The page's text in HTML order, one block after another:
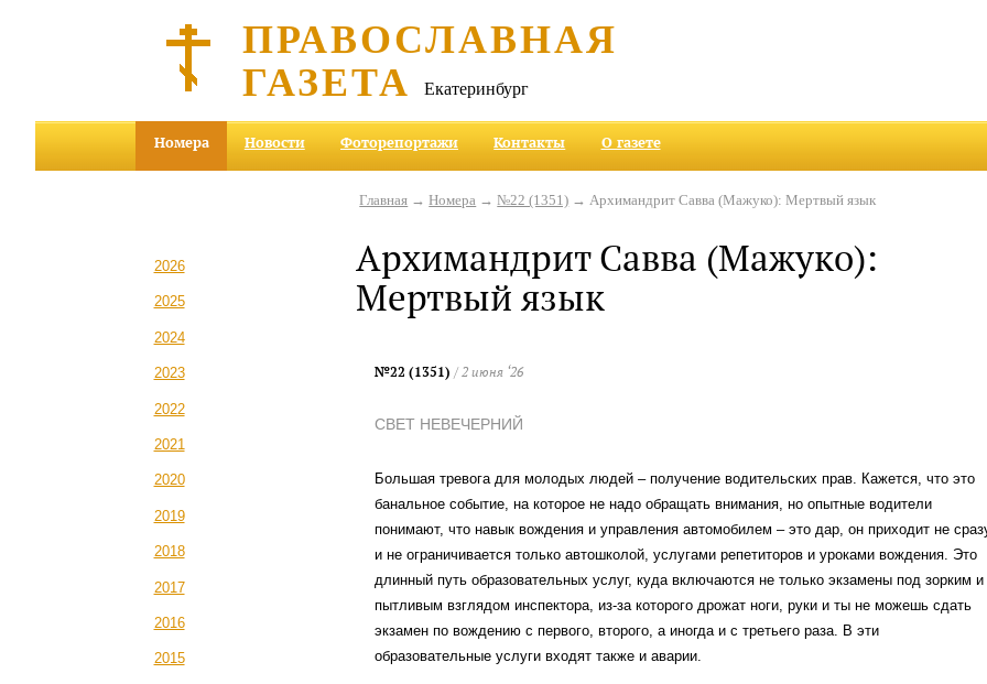
ПРАВОСЛАВНАЯ
ГАЗЕТА Екатеринбург
Номера Новости Фоторепортажи Контакты О газете
2026
2025
2024
2023
2022
2021
2020
2019
2018
2017
2016
2015
Главная →Номера →№22 (1351) → Архимандрит Савва (Мажуко): Мертвый язык
Архимандрит Савва (Мажуко):
Мертвый язык
№22 (1351) / 2 июня ‘26
СВЕТ НЕВЕЧЕРНИЙ
Большая тревога для молодых людей – получение водительских прав. Кажется, что это
банальное событие, на которое не надо обращать внимания, но опытные водители
понимают, что навык вождения и управления автомобилем – это дар, он приходит не
и не ограничивается только автошколой, услугами репетиторов и уроками вождения. Это
длинный путь образовательных услуг, куда включаются не только экзамены под зорким и
пытливым взглядом инспектора, из-за которого дрожат ноги, руки и ты не можешь сдать
экзамен по вождению с первого, второго, а иногда и с третьего раза. В эти
образовательные услуги входят также и аварии.